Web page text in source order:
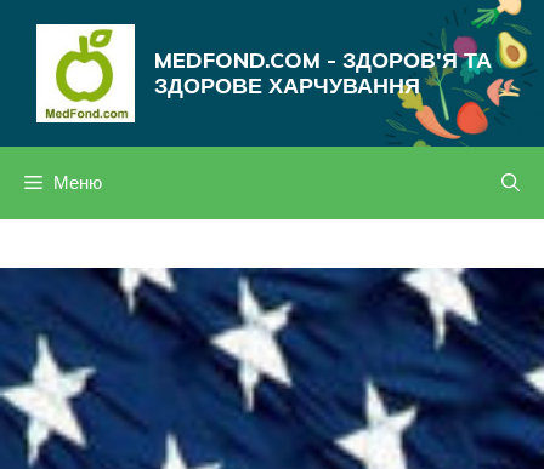
MEDFOND.COM - ЗДОРОВ'Я ТА
ЗДОРОВЕ ХАРЧУВАННЯ
Меню